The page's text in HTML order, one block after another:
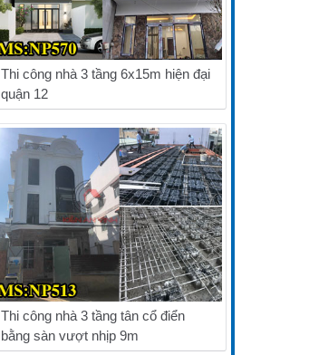
Thi công nhà 3 tầng 6x15m hiện đại
quận 12
Thi công nhà 3 tầng tân cổ điển
bằng sàn vượt nhịp 9m